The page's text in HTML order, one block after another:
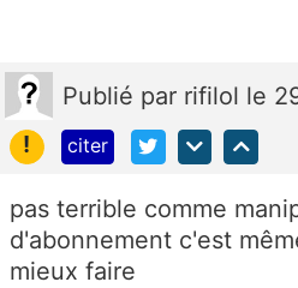
Publié par rifilol le
!
citer
pas terrible comme
d'abonnement c'est
mieux faire